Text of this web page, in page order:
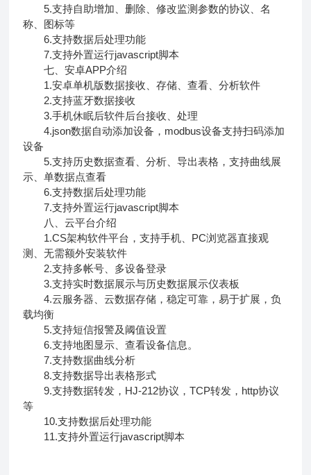
5.支持自助增加、删除、修改监测参数的协议、名
称、图标等
6.支持数据后处理功能
7.支持外置运行javascript脚本
七、安卓APP介绍
1.安卓单机版数据接收、存储、查看、分析软件
2.支持蓝牙数据接收
3.手机休眠后软件后台接收、处理
4.json数据自动添加设备，modbus设备支持扫码添加
设备
5.支持历史数据查看、分析、导出表格，支持曲线展
示、单数据点查看
6.支持数据后处理功能
7.支持外置运行javascript脚本
八、云平台介绍
1.CS架构软件平台，支持手机、PC浏览器直接观
测、无需额外安装软件
2.支持多帐号、多设备登录
3.支持实时数据展示与历史数据展示仪表板
4.云服务器、云数据存储，稳定可靠，易于扩展，负
载均衡
5.支持短信报警及阈值设置
6.支持地图显示、查看设备信息。
7.支持数据曲线分析
8.支持数据导出表格形式
9.支持数据转发，HJ-212协议，TCP转发，http协议
等
10.支持数据后处理功能
11.支持外置运行javascript脚本